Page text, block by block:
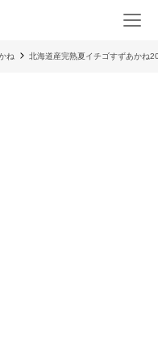
ね 北海道産完熟夏イチゴすずあかね